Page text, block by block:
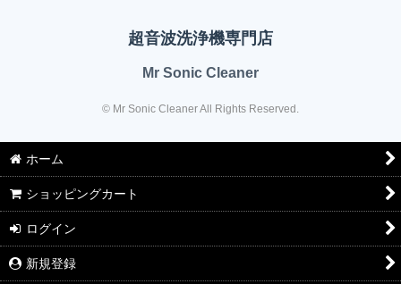
超音波洗浄機専門店
Mr Sonic Cleaner
© Mr Sonic Cleaner All Rights Reserved.
ホーム
ショッピングカート
ログイン
新規登録